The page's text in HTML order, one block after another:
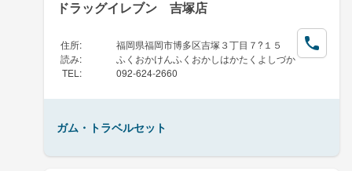
ドラッグイレブン 吉塚店
住所:
福岡県福岡市博多区吉塚３丁目７?１５
読み:
ふくおかけんふくおかしはかたくよしづか
TEL : 092-624-2660
ガム・トラベルセット